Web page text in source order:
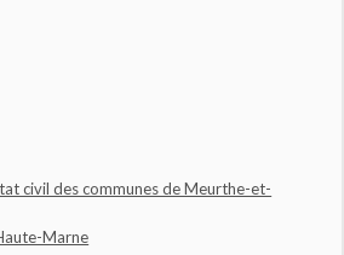
civil des communes de Meurthe-et-
Marne